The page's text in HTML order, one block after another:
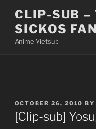
content
CLIP-SUB –
SICKOS
Anime Vietsub
POSTED
ON
OCTOBER 26, 2010 BY
[Clip-sub]